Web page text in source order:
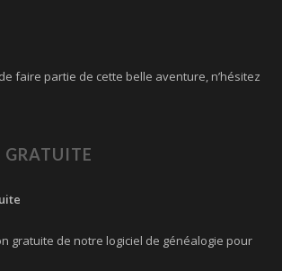
faire partie de cette belle aventure, n’hésitez
GRATUITE
gratuite de notre logiciel de généalogie pour